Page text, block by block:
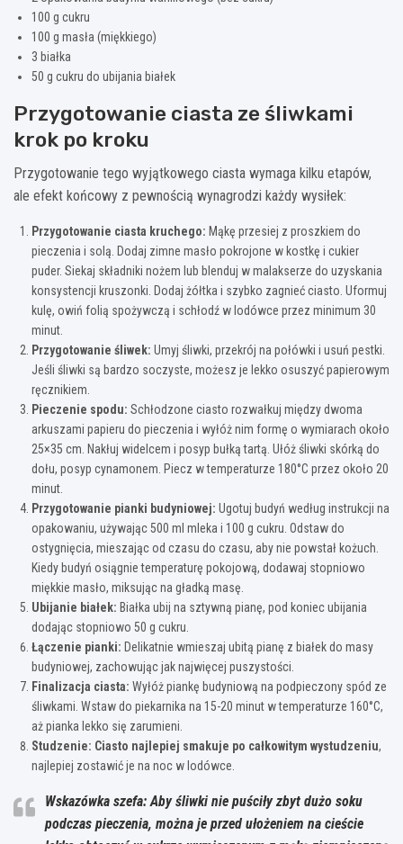
100 g cukru
100 g masła (miękkiego)
3 białka
50 g cukru do ubijania białek
Przygotowanie ciasta ze śliwkami
krok po kroku
Przygotowanie tego wyjątkowego ciasta wymaga kilku etapów,
ale efekt końcowy z pewnością wynagrodzi każdy wysiłek:
Przygotowanie ciasta kruchego: Mąkę przesiej z proszkiem do
pieczenia i solą. Dodaj zimne masło pokrojone w kostkę i cukier
puder. Siekaj składniki nożem lub blenduj w malakserze do uzyskania
konsystencji kruszonki. Dodaj żółtka i szybko zagnieć ciasto. Uformuj
kulę, owiń folią spożywczą i schłodź w lodówce przez minimum 30
minut.
Przygotowanie śliwek: Umyj śliwki, przekrój na połówki i usuń pestki.
Jeśli śliwki są bardzo soczyste, możesz je lekko osuszyć papierowym
ręcznikiem.
Pieczenie spodu: Schłodzone ciasto rozwałkuj między dwoma
arkuszami papieru do pieczenia i wyłóż nim formę o wymiarach około
25×35 cm. Nakłuj widelcem i posyp bułką tartą. Ułóż śliwki skórką do
dołu, posyp cynamonem. Piecz w temperaturze 180°C przez około 20
minut.
Przygotowanie pianki budyniowej: Ugotuj budyń według instrukcji na
opakowaniu, używając 500 ml mleka i 100 g cukru. Odstaw do
ostygnięcia, mieszając od czasu do czasu, aby nie powstał kożuch.
Kiedy budyń osiągnie temperaturę pokojową, dodawaj stopniowo
miękkie masło, miksując na gładką masę.
Ubijanie białek: Białka ubij na sztywną pianę, pod koniec ubijania
dodając stopniowo 50 g cukru.
Łączenie pianki: Delikatnie wmieszaj ubitą pianę z białek do masy
budyniowej, zachowując jak najwięcej puszystości.
Finalizacja ciasta: Wyłóż piankę budyniową na podpieczony spód ze
śliwkami. Wstaw do piekarnika na 15-20 minut w temperaturze 160°C,
aż pianka lekko się zarumieni.
Studzenie: Ciasto najlepiej smakuje po całkowitym wystudzeniu,
najlepiej zostawić je na noc w lodówce.
Wskazówka szefa: Aby śliwki nie puściły zbyt dużo soku
podczas pieczenia, można je przed ułożeniem na cieście